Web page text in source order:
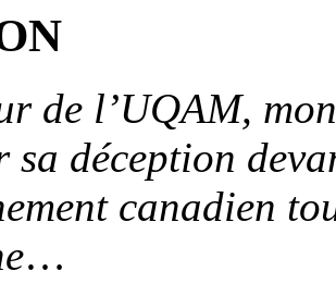
de l’UQAM,
sa déception
canadien
…